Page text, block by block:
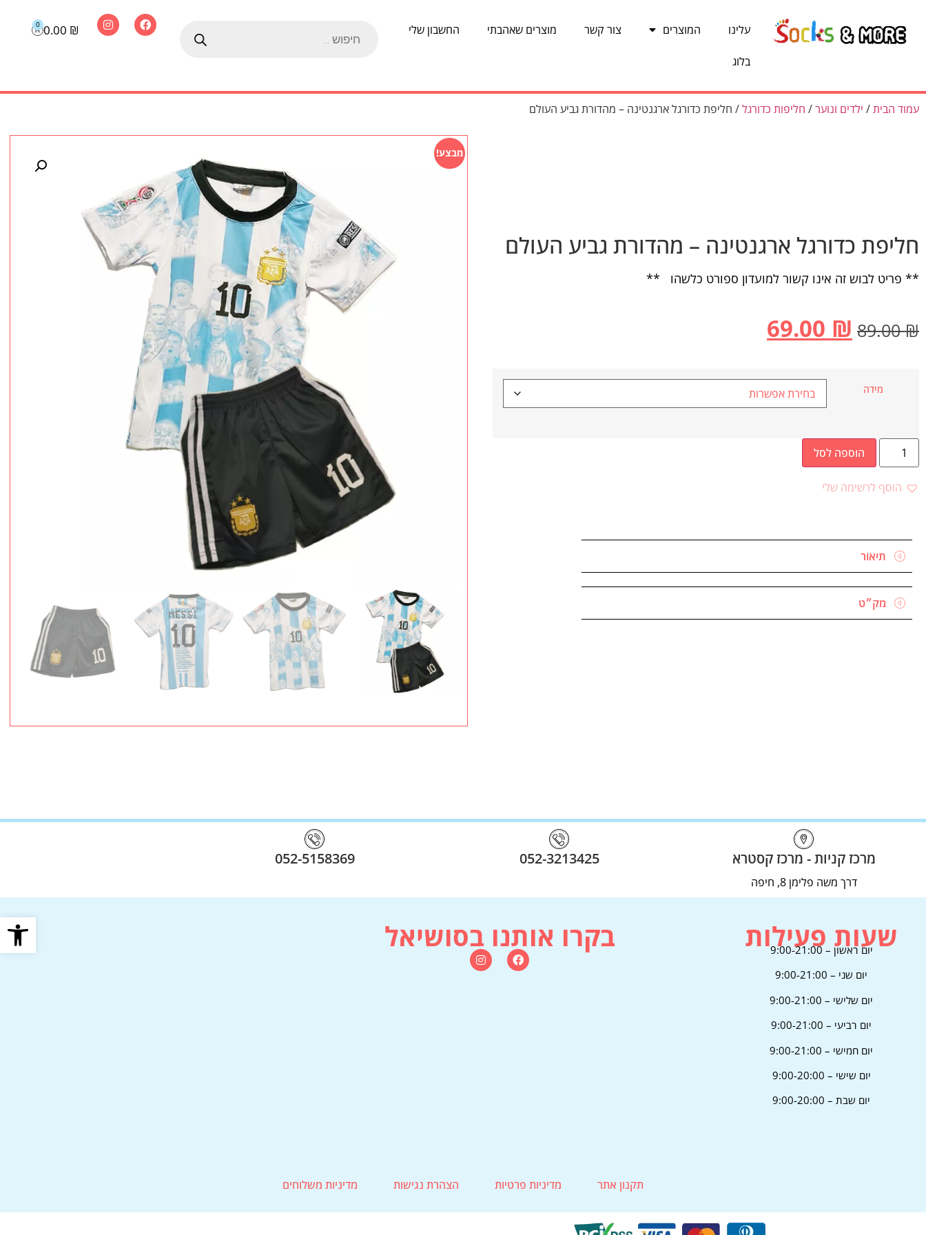
פתח
עלינו המוצרים צור קשר מוצרים שאהבתי החשבון שלי
בלוג
0.00 ₪
0
עמוד הבית/ ילדים ונוער/ חליפות כדורגל/ חליפת כדורגל ארגנטינה – מהדורת גביע העולם
חליפת כדורגל ארגנטינה – מהדורת גביע העולם
** פריט לבוש זה אינו קשור למועדון ספורט כלשהו **
89.00₪
69.00 ₪
מידה
הוספה לסל
הוסף לרשימה שלי
תיאור
מק״ט
מבצע!
מרכז קניות - מרכז קסטרא
דרך משה פלימן 8, חיפה
052-3213425
052-5158369
שעות פעילות
יום ראשון – 9:00-21:00
יום שני – 9:00-21:00
יום שלישי – 9:00-21:00
יום רביעי – 9:00-21:00
יום חמישי – 9:00-21:00
יום שישי – 9:00-20:00
יום שבת – 9:00-20:00
בקרו אותנו בסושיאל
תקנון אתר מדיניות פרטיות הצהרת נגישות מדיניות משלוחים